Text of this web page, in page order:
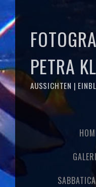
PETRA
AUSSICHTEN |